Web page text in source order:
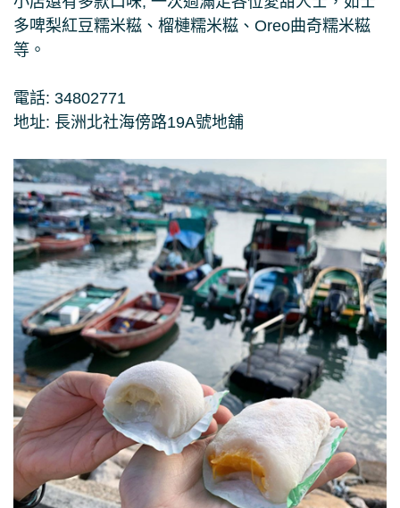
多啤梨紅豆糯米糍、榴槤糯米糍、Oreo曲奇糯米糍
等。
電話: 34802771
地址: 長洲北社海傍路19A號地舖